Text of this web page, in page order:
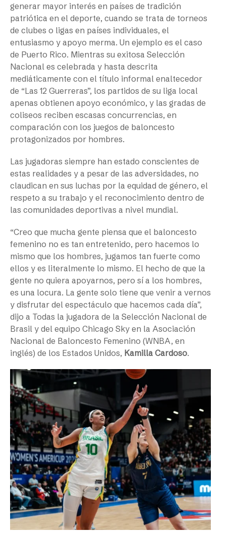
generar mayor interés en países de tradición
patriótica en el deporte, cuando se trata de torneos
de clubes o ligas en países individuales, el
entusiasmo y apoyo merma. Un ejemplo es el caso
de Puerto Rico. Mientras su exitosa Selección
Nacional es celebrada y hasta descrita
mediáticamente con el título informal enaltecedor
de “Las 12 Guerreras”, los partidos de su liga local
apenas obtienen apoyo económico, y las gradas de
coliseos reciben escasas concurrencias, en
comparación con los juegos de baloncesto
protagonizados por hombres.
Las jugadoras siempre han estado conscientes de
estas realidades y a pesar de las adversidades, no
claudican en sus luchas por la equidad de género, el
respeto a su trabajo y el reconocimiento dentro de
las comunidades deportivas a nivel mundial.
“Creo que mucha gente piensa que el baloncesto
femenino no es tan entretenido, pero hacemos lo
mismo que los hombres, jugamos tan fuerte como
ellos y es literalmente lo mismo. El hecho de que la
gente no quiera apoyarnos, pero sí a los hombres,
es una locura. La gente solo tiene que venir a vernos
y disfrutar del espectáculo que hacemos cada día”,
dijo a Todas la jugadora de la Selección Nacional de
Brasil y del equipo Chicago Sky en la Asociación
Nacional de Baloncesto Femenino (WNBA, en
inglés) de los Estados Unidos, Kamilla Cardoso.